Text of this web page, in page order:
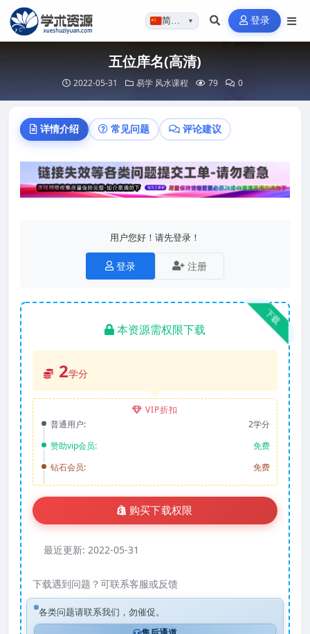
简体…▼ 登录
五位庠名(高清)
2022-05-31 易学 风水课程 79 0
详情介绍 常见问题 评论建议
用户您好！请先登录！
登录 注册
下载
本资源需权限下载
2学分
VIP折扣
普通用户:
2学分
赞助vip会员:
免费
钻石会员:
免费
购买下载权限
最近更新: 2022-05-31
下载遇到问题？可联系客服或反馈
各类问题请联系我们，勿催促。